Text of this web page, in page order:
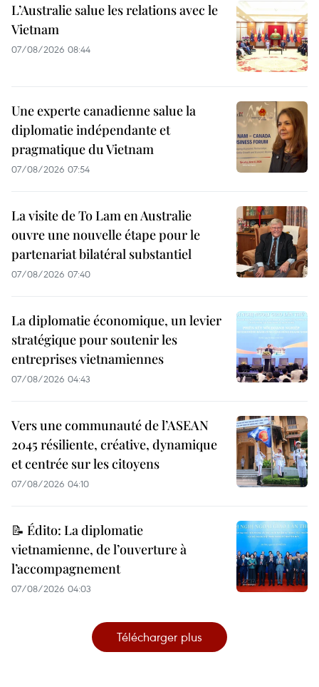
L’Australie salue les relations avec le
Vietnam
07/08/2026 08:44
Une experte canadienne salue la
diplomatie indépendante et
pragmatique du Vietnam
07/08/2026 07:54
La visite de To Lam en Australie
ouvre une nouvelle étape pour le
partenariat bilatéral substantiel
07/08/2026 07:40
La diplomatie économique, un levier
stratégique pour soutenir les
entreprises vietnamiennes
07/08/2026 04:43
Vers une communauté de l’ASEAN
2045 résiliente, créative, dynamique
et centrée sur les citoyens
07/08/2026 04:10
📝 Édito: La diplomatie
vietnamienne, de l’ouverture à
l’accompagnement
07/08/2026 04:03
Télécharger plus